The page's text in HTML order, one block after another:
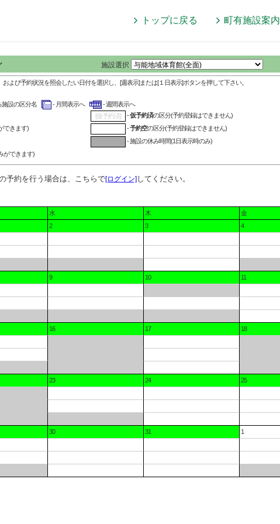
トップに戻る 町有施設案内
施設選択
よび予約状況を照会したい日付を選択し、[週表示]または[１日表示]ボタンを押して下さい。
施設の区分名
- 月間表示へ
- 週間表示へ
[仮予約済] -仮予約済の区分(予約登録はできません)
できます) -予約空の区分(予約登録はできません)
- 施設の休み時間(1日表示時のみ)
ができます)
予約を行う場合は、こちらで[ログイン]してください。
水 木 金
2 3 4
9 10 11
16 17 18
23 24 25
30 31 1